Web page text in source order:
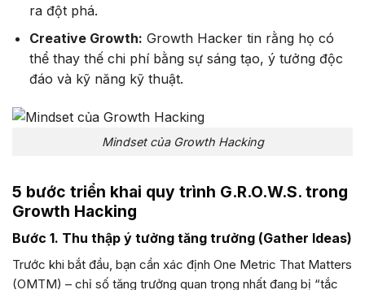
ra đột phá.
Creative Growth: Growth Hacker tin rằng họ có
thể thay thế chi phí bằng sự sáng tạo, ý tưởng độc
đáo và kỹ năng kỹ thuật.
Mindset của Growth Hacking
5 bước triển khai quy trình G.R.O.W.S. trong
Growth Hacking
Bước 1. Thu thập ý tưởng tăng trưởng (Gather Ideas)
Trước khi bắt đầu, bạn cần xác định One Metric That Matters
(OMTM) – chỉ số tăng trưởng quan trọng nhất đang bị “tắc